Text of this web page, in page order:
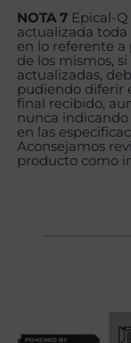
NOTA 7 Epical-
actualizada
en lo referente
de los mismos,
actualizadas,
pudiendo diferir
final recibido,
nunca
en las
Aconsejamos
producto como